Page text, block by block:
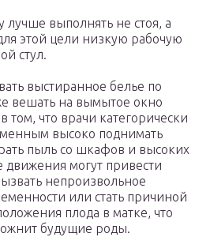
лучше выполнять не стоя, а
этой цели низкую рабочую
стул.
выстиранное белье по
вешать на вымытое окно
том, что врачи категорически
высоко поднимать
пыль со шкафов и высоких
могут привести
непроизвольное
или стать причиной
плода в матке, что
будущие роды.